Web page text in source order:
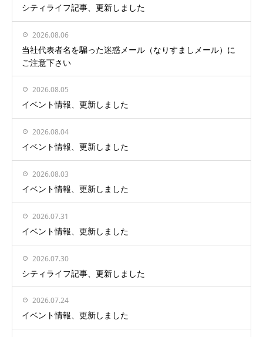
シティライフ記事、更新しました
2026.08.06
当社代表者名を騙った迷惑メール（なりすましメール）に
ご注意下さい
2026.08.05
イベント情報、更新しました
2026.08.04
イベント情報、更新しました
2026.08.03
イベント情報、更新しました
2026.07.31
イベント情報、更新しました
2026.07.30
シティライフ記事、更新しました
2026.07.24
イベント情報、更新しました